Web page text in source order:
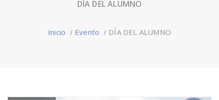
DÍA DEL ALUMNO
Inicio / Evento / DÍA DEL ALUMNO